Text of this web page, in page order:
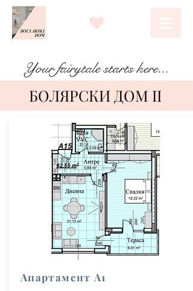
Your fairytale starts here...
БОЛЯРСКИ ДОМ II
Апартамент А1